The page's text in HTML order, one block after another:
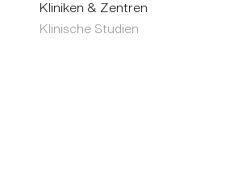
Kliniken & Zentren
Klinische Studien